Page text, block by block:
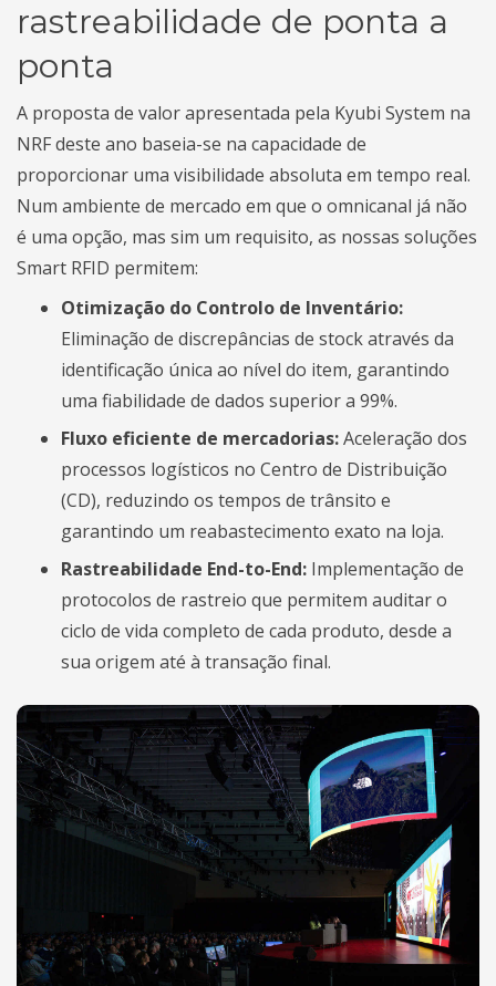
rastreabilidade de ponta a
ponta
A proposta de valor apresentada pela Kyubi System na
NRF deste ano baseia-se na capacidade de
proporcionar uma visibilidade absoluta em tempo real.
Num ambiente de mercado em que o omnicanal já não
é uma opção, mas sim um requisito, as nossas soluções
Smart RFID permitem:
Otimização do Controlo de Inventário:
Eliminação de discrepâncias de stock através da
identificação única ao nível do item, garantindo
uma fiabilidade de dados superior a 99%.
Fluxo eficiente de mercadorias:Aceleração dos
processos logísticos no Centro de Distribuição
(CD), reduzindo os tempos de trânsito e
garantindo um reabastecimento exato na loja.
Rastreabilidade End-to-End: Implementação de
protocolos de rastreio que permitem auditar o
ciclo de vida completo de cada produto, desde a
sua origem até à transação final.